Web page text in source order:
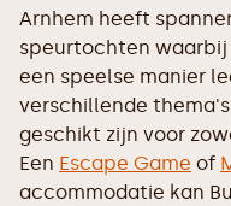
Arnhem heeft
speurtochten waarbij
een speelse manier
verschillende
geschikt zijn voor
Een Escape Game of
accommodatie kan